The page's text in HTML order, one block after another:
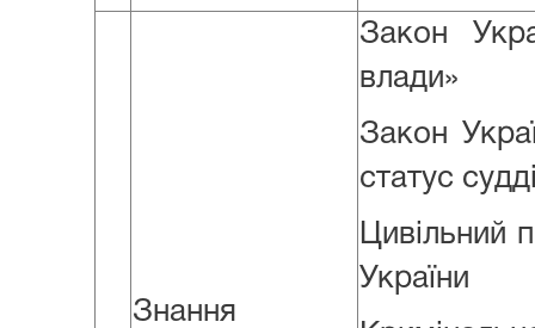
Знання
Закон
влади»
Закон
статус
Цивільний
України